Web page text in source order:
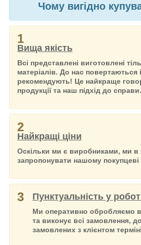
Чому вигідно
1
Вища якість
Всі представлені виготовлені
матеріалів. До нас повертаються
рекомендують! Це найкраще
продукції та наш підхід до справи.
2
Найкращі ціни
Оскільки ми є виробниками, ми в
запропонувати нашому покупцеві
3 Пунктуальність у
Ми оперативно обробляємо
та виконує всі замовлення,
замовлених з клієнтом